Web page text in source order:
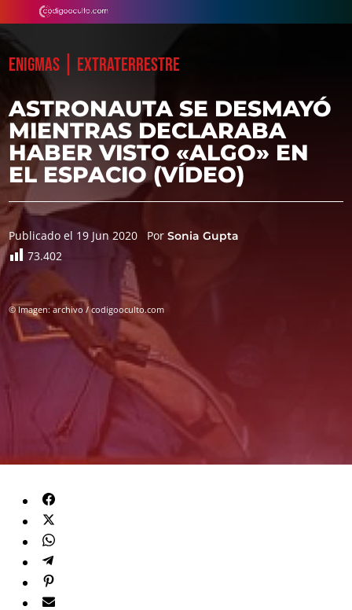
ENIGMAS EXTRATERRESTRE
ASTRONAUTA SE DESMAYÓ
MIENTRAS DECLARABA
HABER VISTO «ALGO» EN
EL ESPACIO (VÍDEO)
Publicado el 19 Jun 2020 PorSonia Gupta
73.402
© Imagen: archivo / codigooculto.com